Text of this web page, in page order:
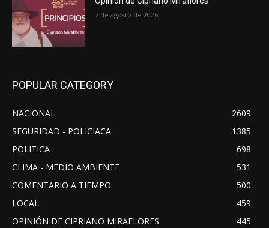
7 de agosto de 2026
POPULAR CATEGORY
NACIONAL
2609
SEGURIDAD - POLICIACA
1385
POLITICA
698
CLIMA - MEDIO AMBIENTE
531
COMENTARIO A TIEMPO
500
LOCAL
459
OPINIÓN DE CIPRIANO MIRAFLORES
445